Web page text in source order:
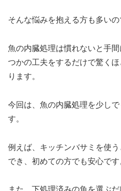
そんな悩みを抱える方も多いの
魚の内臓処理は慣れないと手
つかの工夫をするだけで驚く
ります。
今回は、魚の内臓処理を少し
す。
例えば、キッチンバサミを使
でき、初めての方でも安心です